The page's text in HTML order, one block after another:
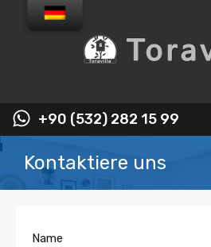
+90 (532) 282 15 99
Kontaktiere uns
Name